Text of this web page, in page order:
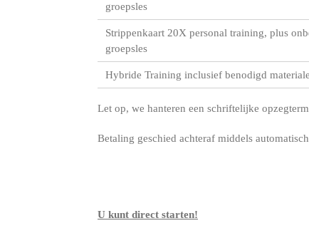
groepsles
Strippenkaart 20X personal training, plus
groepsles
Hybride Training inclusief benodigd
Let op, we hanteren een schriftelijke
Betaling geschied achteraf middels
U kunt direct starten!